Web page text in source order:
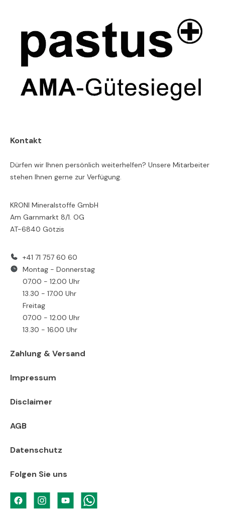
Kontakt
Dürfen wir Ihnen persönlich weiterhelfen? Unsere Mitarbeiter
stehen Ihnen gerne zur Verfügung.
KRONI Mineralstoffe GmbH
Am Garnmarkt 8/1. OG
AT-6840 Götzis
+41 71 757 60 60
Montag - Donnerstag
07.00 - 12.00 Uhr
13.30 - 17.00 Uhr
Freitag
07.00 - 12.00 Uhr
13.30 - 16.00 Uhr
Zahlung & Versand
Impressum
Disclaimer
AGB
Datenschutz
Folgen Sie uns